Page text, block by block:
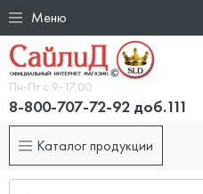
Меню
Пн-Пт с 9-17.00
8-800-707-72-92 доб.111
Каталог продукции